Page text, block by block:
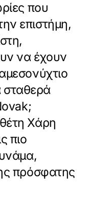
που
επιστήμη,
να έχουν
σταθερά
Χάρη
πιο
πρόσφατης